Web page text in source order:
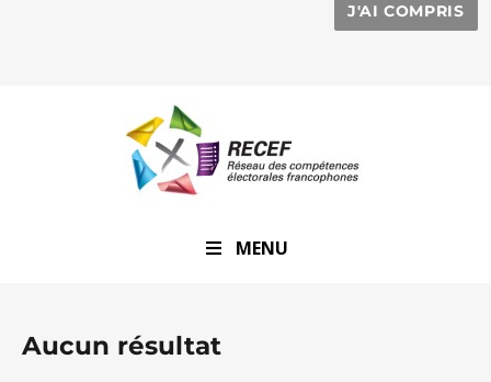
J'AI COMPRIS
Aucun résultat
MENU